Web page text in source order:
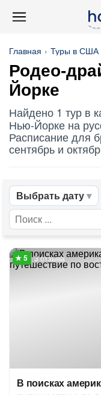
Главная Туры в США
Родео-
Йорке
Найдено 1 тур в
Нью-Йорке на
Расписание для
сентябрь и
Выбрать дату
3 отзыва
В поисках